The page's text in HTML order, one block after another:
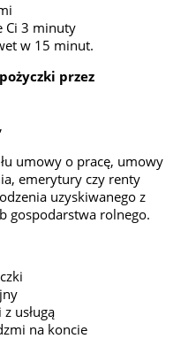
Ci 3 minuty
w 15 minut.
przez
umowy o pracę, umowy
emerytury czy renty
uzyskiwanego z
gospodarstwa rolnego.
usługą
na koncie